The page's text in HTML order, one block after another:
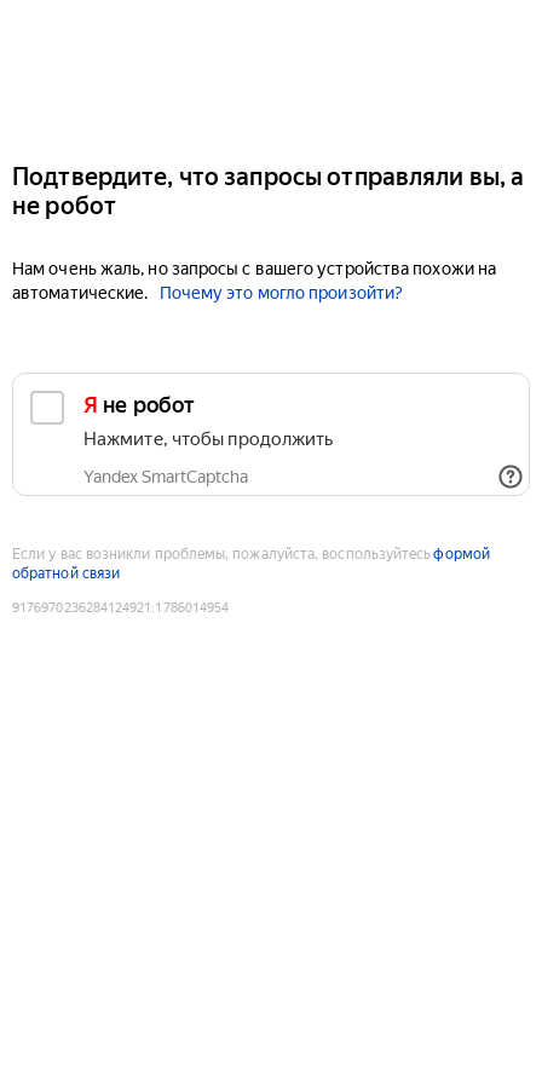
Подтвердите, что запросы отправляли вы, а
не робот
Нам очень жаль, но запросы с вашего устройства похожи на
автоматические.
Почему это могло произойти?
Я не робот
Нажмите, чтобы продолжить
Yandex SmartCaptcha
Если у вас возникли проблемы, пожалуйста, воспользуйтесьформой
обратной связи
9176970236284124921 :1786014954